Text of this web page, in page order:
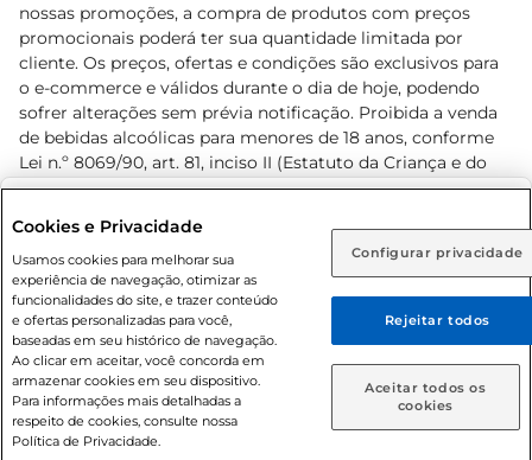
Rio de Janeiro (RJ) Goiás (GO)
Ou
Caso queira comprar online, informe como deseja receber
suas compras:
Entrega em casa Retire em Loja
nossas promoções, a compra de produtos com preços
promocionais poderá ter sua quantidade limitada por
cliente. Os preços, ofertas e condições são exclusivos para
o e-commerce e válidos durante o dia de hoje, podendo
sofrer alterações sem prévia notificação. Proibida a venda
de bebidas alcoólicas para menores de 18 anos, conforme
Lei n.º 8069/90, art. 81, inciso II (Estatuto da Criança e do
Adolescente). Preços e condições exclusivos para o
prévio. O valor mínimo para as compras on-line é de R$
80,00.
© 2026 Copyright. Todos os direitos
reservados Prezunic.
Cookies e Privacidade
Usamos cookies para melhorar sua
experiência de navegação, otimizar as
funcionalidades do site, e trazer conteúdo
e ofertas personalizadas para você,
baseadas em seu histórico de navegação.
Ao clicar em aceitar, você concorda em
armazenar cookies em seu dispositivo.
Para informações mais detalhadas a
respeito de cookies, consulte nossa
Política de Privacidade.
Configurar privacidade
Rejeitar todos
Aceitar todos os
cookies